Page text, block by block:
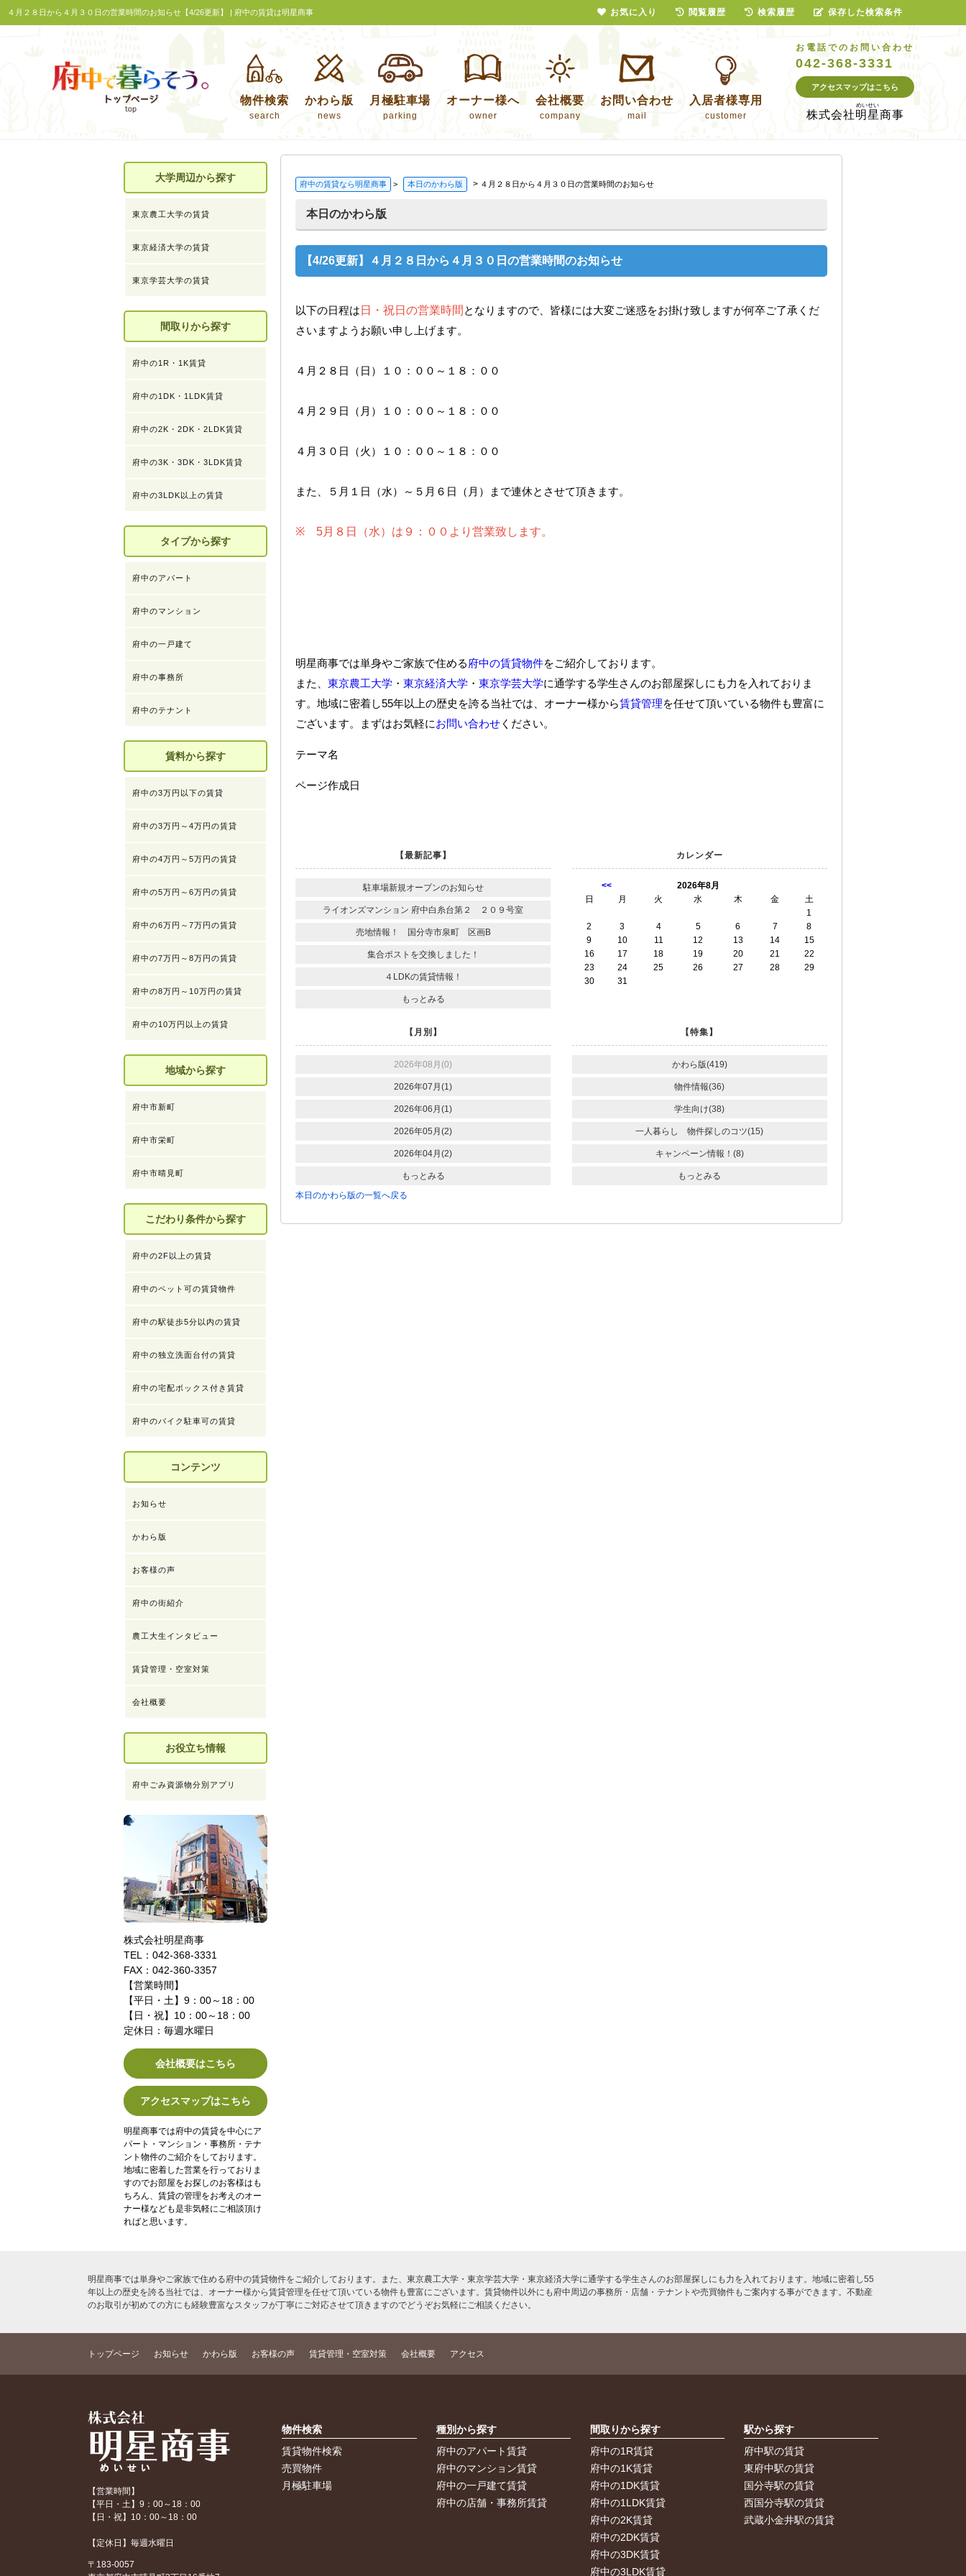
４月２８日から４月３０日の営業時間のお知らせ【4/26更新】 | 府中の賃貸は明星商事
物件検索
search
かわら版
news
月極駐車場
parking
オーナー様へ
owner
会社概要
company
お問い合わせ
mail
入居者様専用
customer
お電話でのお問い合わせ
042-368-3331
アクセスマップはこちら
株式会社明星商事
府中の賃貸なら明星商事 > 本日のかわら版 > ４月２８日から４月３０日の営業時間のお知らせ
本日のかわら版
【4/26更新】４月２８日から４月３０日の営業時間のお知らせ
以下の日程は 日・祝日の営業時間 となりますので、皆様には大変ご迷惑をお掛け致しますが何卒ご了承くだ
さいますようお願い申し上げます。
４月２８日（日）１０：００～１８：００
４月２９日（月）１０：００～１８：００
４月３０日（火）１０：００～１８：００
また、５月１日（水）～５月６日（月）まで連休とさせて頂きます。
※ 5月８日（水）は９：００より営業致します。
明星商事では単身やご家族で住める府中の賃貸物件をご紹介しております。
また、 東京農工大学 ・ 東京経済大学 ・ 東京学芸大学に通学する学生さんのお部屋探しにも力を入れておりま
す。地域に密着し55年以上の歴史を誇る当社では、オーナー様から賃貸管理を任せて頂いている物件も豊富に
ございます。まずはお気軽にお問い合わせ ください。
テーマ名
ページ作成日
【最新記事】
駐車場新規オープンのお知らせ
ライオンズマンション 府中白糸台第２ ２０９号室
売地情報！ 国分寺市泉町 区画B
集合ポストを交換しました！
４LDKの賃貸情報！
もっとみる
カレンダー
<<
2026年8月
日
月 火 水 木 金
土
1
2
3 4 5 6 7
8
9
10 11 12 13 14
15
16
17 18 19 20 21
22
23
24 25 26 27 28
29
30
31
【月別】
2026年08月(0)
2026年07月(1)
2026年06月(1)
2026年05月(2)
2026年04月(2)
もっとみる
【特集】
かわら版(419)
物件情報(36)
学生向け(38)
一人暮らし 物件探しのコツ(15)
キャンペーン情報！(8)
もっとみる
本日のかわら版の一覧へ戻る
大学周辺から探す
東京農工大学の賃貸
東京経済大学の賃貸
東京学芸大学の賃貸
間取りから探す
府中の1R・1K賃貸
府中の1DK・1LDK賃貸
府中の2K・2DK・2LDK賃貸
府中の3K・3DK・3LDK賃貸
府中の3LDK以上の賃貸
タイプから探す
府中のアパート
府中のマンション
府中の一戸建て
府中の事務所
府中のテナント
賃料から探す
府中の3万円以下の賃貸
府中の3万円～4万円の賃貸
府中の4万円～5万円の賃貸
府中の5万円～6万円の賃貸
府中の6万円～7万円の賃貸
府中の7万円～8万円の賃貸
府中の8万円～10万円の賃貸
府中の10万円以上の賃貸
地域から探す
府中市新町
府中市栄町
府中市晴見町
こだわり条件から探す
府中の2F以上の賃貸
府中のペット可の賃貸物件
府中の駅徒歩5分以内の賃貸
府中の独立洗面台付の賃貸
府中の宅配ボックス付き賃貸
府中のバイク駐車可の賃貸
コンテンツ
お知らせ
かわら版
お客様の声
府中の街紹介
農工大生インタビュー
賃貸管理・空室対策
会社概要
お役立ち情報
府中ごみ資源物分別アプリ
株式会社明星商事
TEL：042-368-3331
FAX：042-360-3357
【営業時間】
【平日・土】9：00～18：00
【日・祝】10：00～18：00
定休日：毎週水曜日
会社概要はこちら
アクセスマップはこちら
明星商事では府中の賃貸を中心にア
パート・マンション・事務所・テナ
ント物件のご紹介をしております。
地域に密着した営業を行っておりま
すのでお部屋をお探しのお客様はも
ちろん、賃貸の管理をお考えのオー
ナー様なども是非気軽にご相談頂け
ればと思います。
明星商事では単身やご家族で住める府中の賃貸物件をご紹介しております。また、東京農工大学・東京学芸大学・東京経済大学に通学する学生さんのお部屋探しにも力を入れております。地域に密着し55
年以上の歴史を誇る当社では、オーナー様から賃貸管理を任せて頂いている物件も豊富にございます。賃貸物件以外にも府中周辺の事務所・店舗・テナントや売買物件もご案内する事ができます。不動産
のお取引が初めての方にも経験豊富なスタッフが丁寧にご対応させて頂きますのでどうぞお気軽にご相談ください。
トップページ お知らせ かわら版 お客様の声 賃貸管理・空室対策 会社概要 アクセス
【営業時間】
【平日・土】9：00～18：00
【日・祝】10：00～18：00
【定休日】毎週水曜日
〒183-0057
物件検索
賃貸物件検索
売買物件
月極駐車場
種別から探す
府中のアパート賃貸
府中のマンション賃貸
府中の一戸建て賃貸
府中の店舗・事務所賃貸
間取りから探す
府中の1R賃貸
府中の1K賃貸
府中の1DK賃貸
府中の1LDK賃貸
府中の2K賃貸
府中の2DK賃貸
府中の3DK賃貸
府中の3LDK賃貸
駅から探す
府中駅の賃貸
東府中駅の賃貸
国分寺駅の賃貸
西国分寺駅の賃貸
武蔵小金井駅の賃貸
お気に入り 閲覧履歴 検索履歴 保存した検索条件